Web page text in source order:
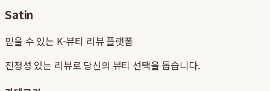
Satin
믿을 수 있는 K-뷰티 리뷰 플랫폼
진정성 있는 리뷰로 당신의 뷰티 선택을 돕습니다.